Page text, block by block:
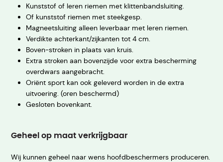
Kunststof of leren riemen met klittenbandsluiting.
Of kunststof riemen met steekgesp.
Magneetsluiting alleen leverbaar met leren riemen.
Verdikte achterkant/zijkanten tot 4 cm.
Boven-stroken in plaats van kruis.
Extra stroken aan bovenzijde voor extra bescherming
overdwars aangebracht.
Oriënt sport kan ook geleverd worden in de extra
uitvoering. (oren beschermd)
Gesloten bovenkant.
Geheel op maat verkrijgbaar
Wij kunnen geheel naar wens hoofdbeschermers produceren.